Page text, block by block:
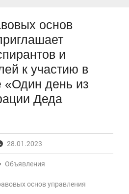
Часть 1-3
Часть 1-2
лиц, прошедших
в МГУ имени
году по каждому
списки поступающих)
в программе «Большая игра» —
Часть 1-2
программе «Большая игра» —
Часть 1-3
основ
и
к участию в
«Один день из
Деда
28.01.2023
Объявления
основ управления